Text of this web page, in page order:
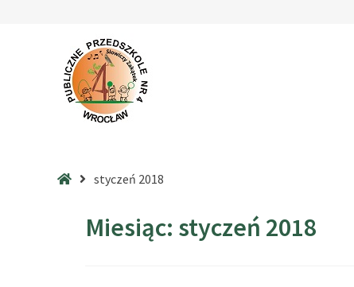
Stronastyczeń 2018
Miesiąc: styczeń 2018